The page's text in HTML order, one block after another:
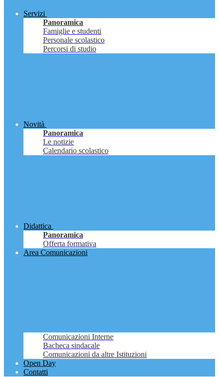
Servizi
Panoramica
Famiglie e studenti
Personale scolastico
Percorsi di studio
Novità
Panoramica
Le notizie
Calendario scolastico
Didattica
Panoramica
Offerta formativa
Area Comunicazioni
Comunicazioni Interne
Bacheca sindacale
Comunicazioni da altre Istituzioni
Open Day
Contatti